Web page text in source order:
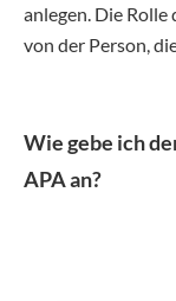
anlegen. Die
von der Person,
Wie gebe ich
APA an?